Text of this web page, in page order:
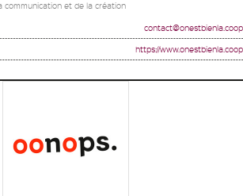
communication et de la création
contact@onestbienla.coop
https://www.onestbienla.coop